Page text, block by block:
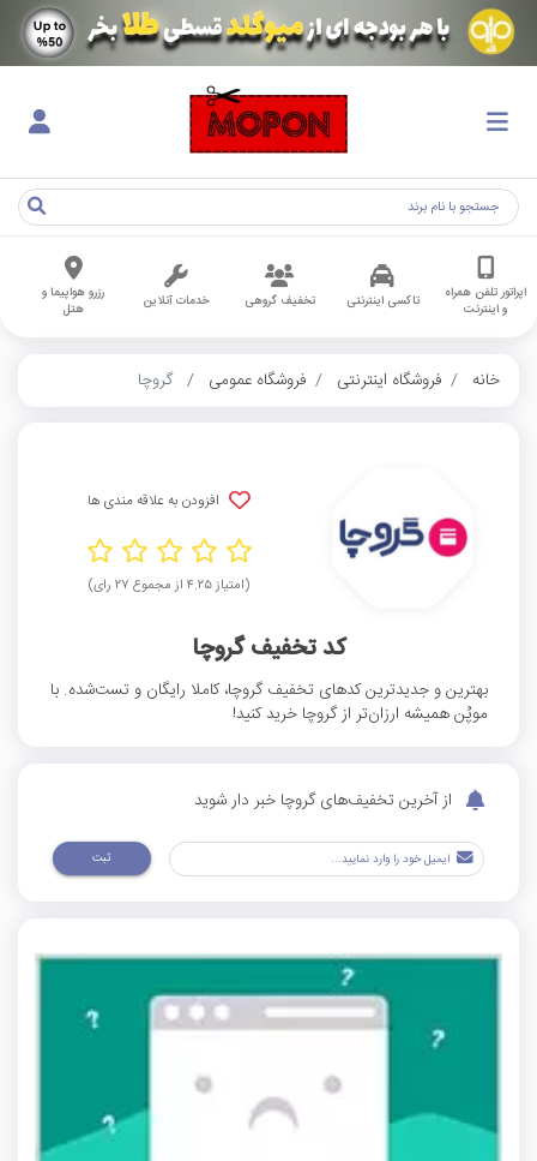
اپراتور تلفن همراه
و اینترنت
تاکسی اینترنتی تخفیف گروهی خدمات آنلاین
رزرو هواپیما و
هتل
خانه فروشگاه اینترنتی فروشگاه عمومی گروچا
افزودن به علاقه مندی ها
(امتیاز ۴.۲۵ از مجموع ۲۷ رای)
کد تخفیف گروچا
بهترین و جدیدترین کدهای تخفیف گروچا، کاملا رایگان و تست‌شده. با
موپُن همیشه ارزان‌تر از گروچا خرید کنید!
از آخرین تخفیف‌های گروچا خبر دار شوید
ثبت